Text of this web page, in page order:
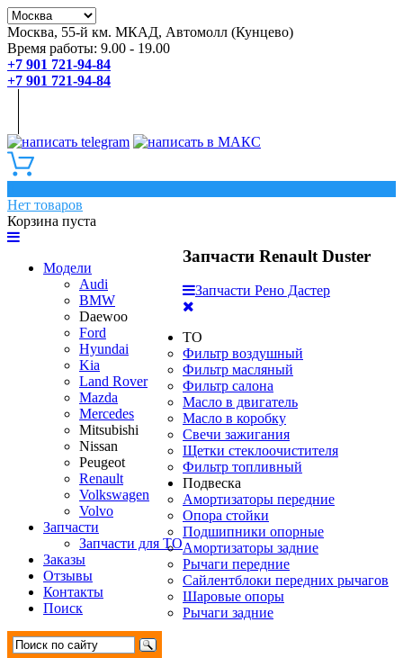
Москва, 55-й км. МКАД, Автомолл (Кунцево)
Время работы: 9.00 - 19.00
+7 901 721-94-84
+7 901 721-94-84
Нет товаров
Корзина пуста
Модели
Audi
BMW
Daewoo
Ford
Hyundai
Kia
Land Rover
Mazda
Mercedes
Mitsubishi
Nissan
Peugeot
Renault
Volkswagen
Volvo
Запчасти
Запчасти для ТО
Заказы
Отзывы
Контакты
Поиск
Запчасти Renault Duster
Запчасти Рено Дастер
ТО
Фильтр воздушный
Фильтр масляный
Фильтр салона
Масло в двигатель
Масло в коробку
Свечи зажигания
Щетки стеклоочистителя
Фильтр топливный
Подвеска
Амортизаторы передние
Опора стойки
Подшипники опорные
Амортизаторы задние
Рычаги передние
Сайлентблоки передних рычагов
Шаровые опоры
Рычаги задние